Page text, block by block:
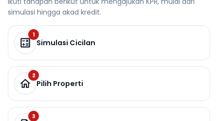
simulasi hingga akad kredit.
1
Simulasi Cicilan
2
Pilih Properti
3